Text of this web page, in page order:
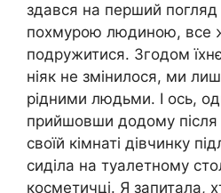
здався на перший
похмурою людиною, все
подружитися. Згодом
ніяк не змінилося, ми
рідними людьми. І ось,
прийшовши додому після
своїй кімнаті дівчинку
сиділа на туалетному
косметичці. Я запитала,